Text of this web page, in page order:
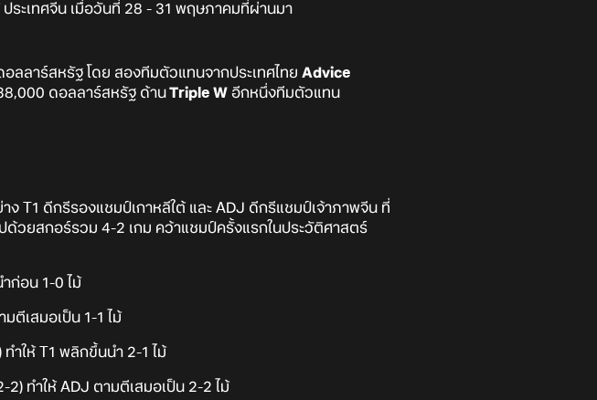
ระเทศจีน เมื่อวันที่ 28 - 31 พฤษภาคมที่ผ่านมา
ลลาร์สหรัฐ โดย สองทีมตัวแทนจากประเทศไทย Advice
ดอลลาร์สหรัฐ ด้านTriple W อีกหนึ่งทีมตัวแทน
T1 ดีกรีรองแชมป์เกาหลีใต้ และ ADJ ดีกรีแชมป์เจ้าภาพจีน ที่
ด้วยสกอร์รวม 4-2 เกม คว้าแชมป์ครั้งแรกในประวัติศาสตร์
ก่อน 1-0 ไม้
ตีเสมอเป็น 1-1 ไม้
ทำให้ T1 พลิกขึ้นนำ 2-1 ไม้
2) ทำให้ ADJ ตามตีเสมอเป็น 2-2 ไม้